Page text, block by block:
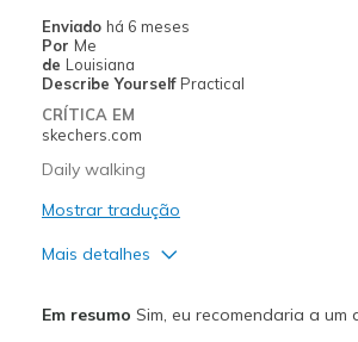
Enviado há 6 meses
Por Me
de Louisiana
Describe Yourself Practical
CRÍTICA EM
skechers.com
Daily walking
Mostrar tradução
Mais detalhes
Em resumo Sim, eu recomendaria a um